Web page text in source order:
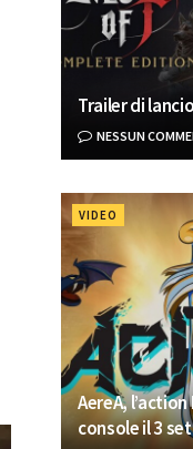
Trailer di
NESSUN
VIDEO
AereA,
console il 3